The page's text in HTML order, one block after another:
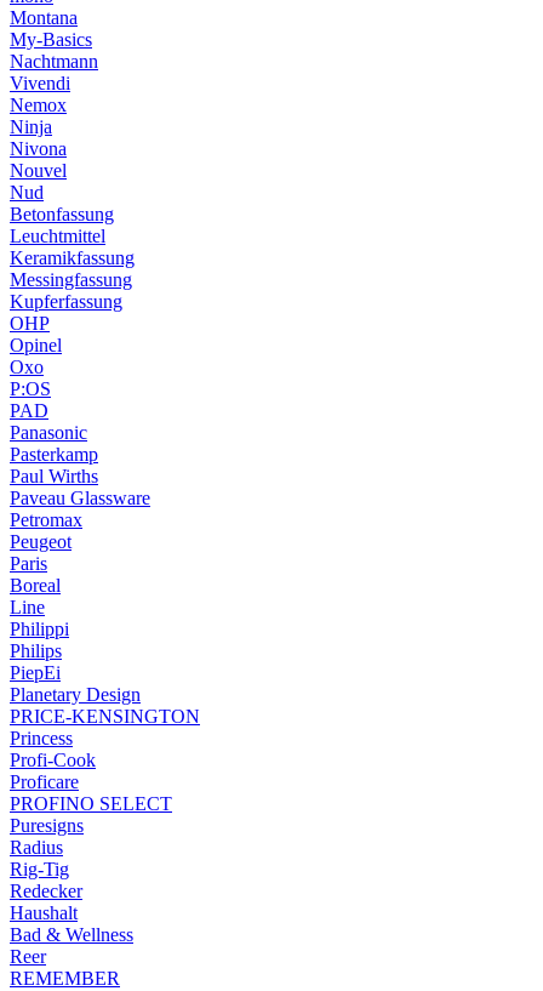
Montana
My-Basics
Nachtmann
Vivendi
Nemox
Ninja
Nivona
Nouvel
Nud
Betonfassung
Leuchtmittel
Keramikfassung
Messingfassung
Kupferfassung
OHP
Opinel
Oxo
P:OS
PAD
Panasonic
Pasterkamp
Paul Wirths
Paveau Glassware
Petromax
Peugeot
Paris
Boreal
Line
Philippi
Philips
PiepEi
Planetary Design
PRICE-KENSINGTON
Princess
Profi-Cook
Proficare
PROFINO SELECT
Puresigns
Radius
Rig-Tig
Redecker
Haushalt
Bad & Wellness
Reer
REMEMBER